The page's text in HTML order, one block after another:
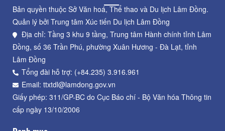
Bản quyền thuộc Sở Văn hoá, Thể thao và Du lịch Lâm Đồng.
Quản lý bởi Trung tâm Xúc tiến Du lịch Lâm Đồng
Địa chỉ: Tầng 3 khu 9 tầng, Trung tâm Hành chính tỉnh Lâm
Đồng, số 36 Trần Phú, phường Xuân Hương - Đà Lạt, tỉnh
Lâm Đồng
Tổng đài hỗ trợ: (+84.235) 3.916.961
Email: ttxtdl@lamdong.gov.vn
Giấy phép: 311/GP-BC do Cục Báo chí - Bộ Văn hóa Thông tin
cấp ngày 13/10/2006